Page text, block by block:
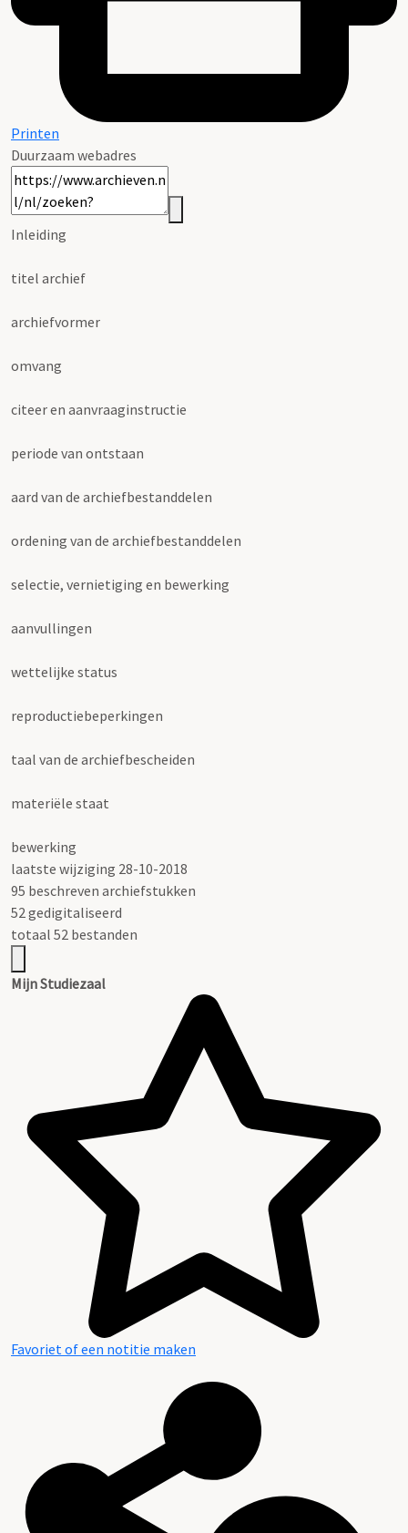
Printen
Duurzaam webadres
Inleiding
titel archief
archiefvormer
omvang
citeer en aanvraaginstructie
periode van ontstaan
aard van de archiefbestanddelen
ordening van de archiefbestanddelen
selectie, vernietiging en bewerking
aanvullingen
wettelijke status
reproductiebeperkingen
taal van de archiefbescheiden
materiële staat
bewerking
laatste wijziging 28-10-2018
95 beschreven archiefstukken
52 gedigitaliseerd
totaal 52 bestanden
Mijn Studiezaal
Favoriet of een notitie maken